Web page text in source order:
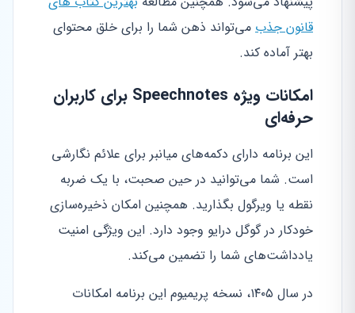
قانون جذب می‌تواند ذهن شما را برای خلق محتوای
بهتر آماده کند.
امکانات ویژه Speechnotes برای کاربران
حرفه‌ای
این برنامه دارای دکمه‌های میانبر برای علائم نگارشی
است. شما می‌توانید در حین صحبت، با یک ضربه
نقطه یا ویرگول بگذارید. همچنین امکان ذخیره‌سازی
خودکار در گوگل درایو وجود دارد. این ویژگی امنیت
یادداشت‌های شما را تضمین می‌کند.
در سال ۱۴۰۵، نسخه پریمیوم این برنامه امکانات